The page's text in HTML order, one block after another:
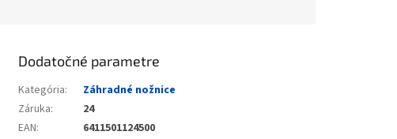
Dodatočné parametre
Kategória:
Záhradné nožnice
Záruka:
24
EAN: 6411501124500